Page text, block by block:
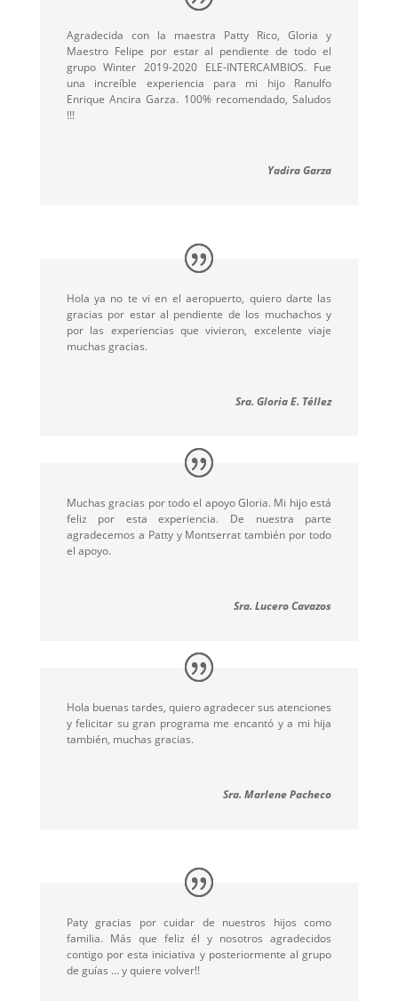
Agradecida con la maestra Patty Rico, Gloria y
Maestro Felipe por estar al pendiente de todo el
grupo Winter 2019-2020 ELE-INTERCAMBIOS. Fue
una increíble experiencia para mi hijo Ranulfo
Enrique Ancira Garza. 100% recomendado, Saludos
!!!
Yadira Garza
Hola ya no te vi en el aeropuerto, quiero darte las
gracias por estar al pendiente de los muchachos y
por las experiencias que vivieron, excelente viaje
muchas gracias.
Sra. Gloria E. Téllez
Muchas gracias por todo el apoyo Gloria. Mi hijo está
feliz por esta experiencia. De nuestra parte
agradecemos a Patty y Montserrat también por todo
el apoyo.
Sra. Lucero Cavazos
Hola buenas tardes, quiero agradecer sus atenciones
y felicitar su gran programa me encantó y a mi hija
también, muchas gracias.
Sra. Marlene Pacheco
Paty gracias por cuidar de nuestros hijos como
familia. Más que feliz él y nosotros agradecidos
contigo por esta iniciativa y posteriormente al grupo
de guías … y quiere volver!!